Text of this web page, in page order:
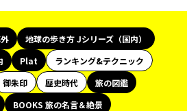
地球の歩き方 Jシリーズ（国内）
Plat
ランキング&テクニック
御朱印 歴史時代
旅の図鑑
BOOKS 旅の名言＆絶景